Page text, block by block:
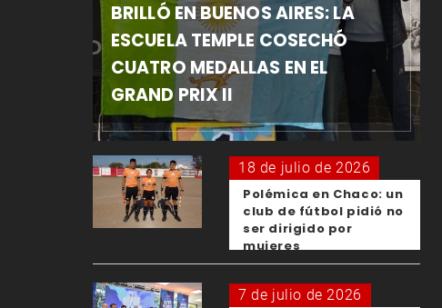
BRILLÓ EN BUENOS AIRES: LA
ESCUELA TEMPLE COSECHÓ
CUATRO MEDALLAS EN EL
GRAND PRIX II
18 de julio de 2026
Polémica en Chaco: un
club de fútbol pidió no
ser dirigido por
mujeres
7 de julio de 2026